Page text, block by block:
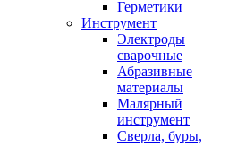
Герметики
Инструмент
Электроды
сварочные
Абразивные
материалы
Малярный
инструмент
Сверла, буры,